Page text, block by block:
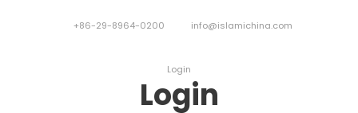
+86-29-8964-0200 info@islamichina.com
Login
Login